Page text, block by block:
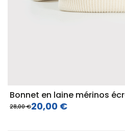
Bonnet en laine mérinos
28,00 €20,00 €